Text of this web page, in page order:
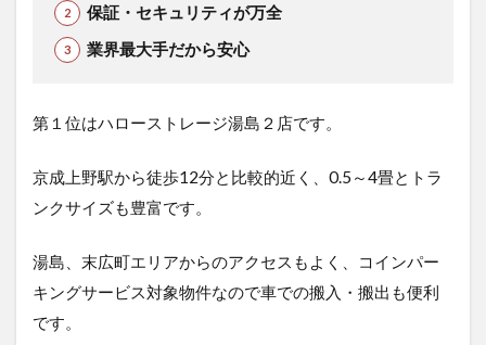
保証・セキュリティが万全
業界最大手だから安心
第１位はハローストレージ湯島２店です。
京成上野駅から徒歩12分と比較的近く、0.5～4畳とトラ
ンクサイズも豊富です。
湯島、末広町エリアからのアクセスもよく、コインパー
キングサービス対象物件なので車での搬入・搬出も便利
です。